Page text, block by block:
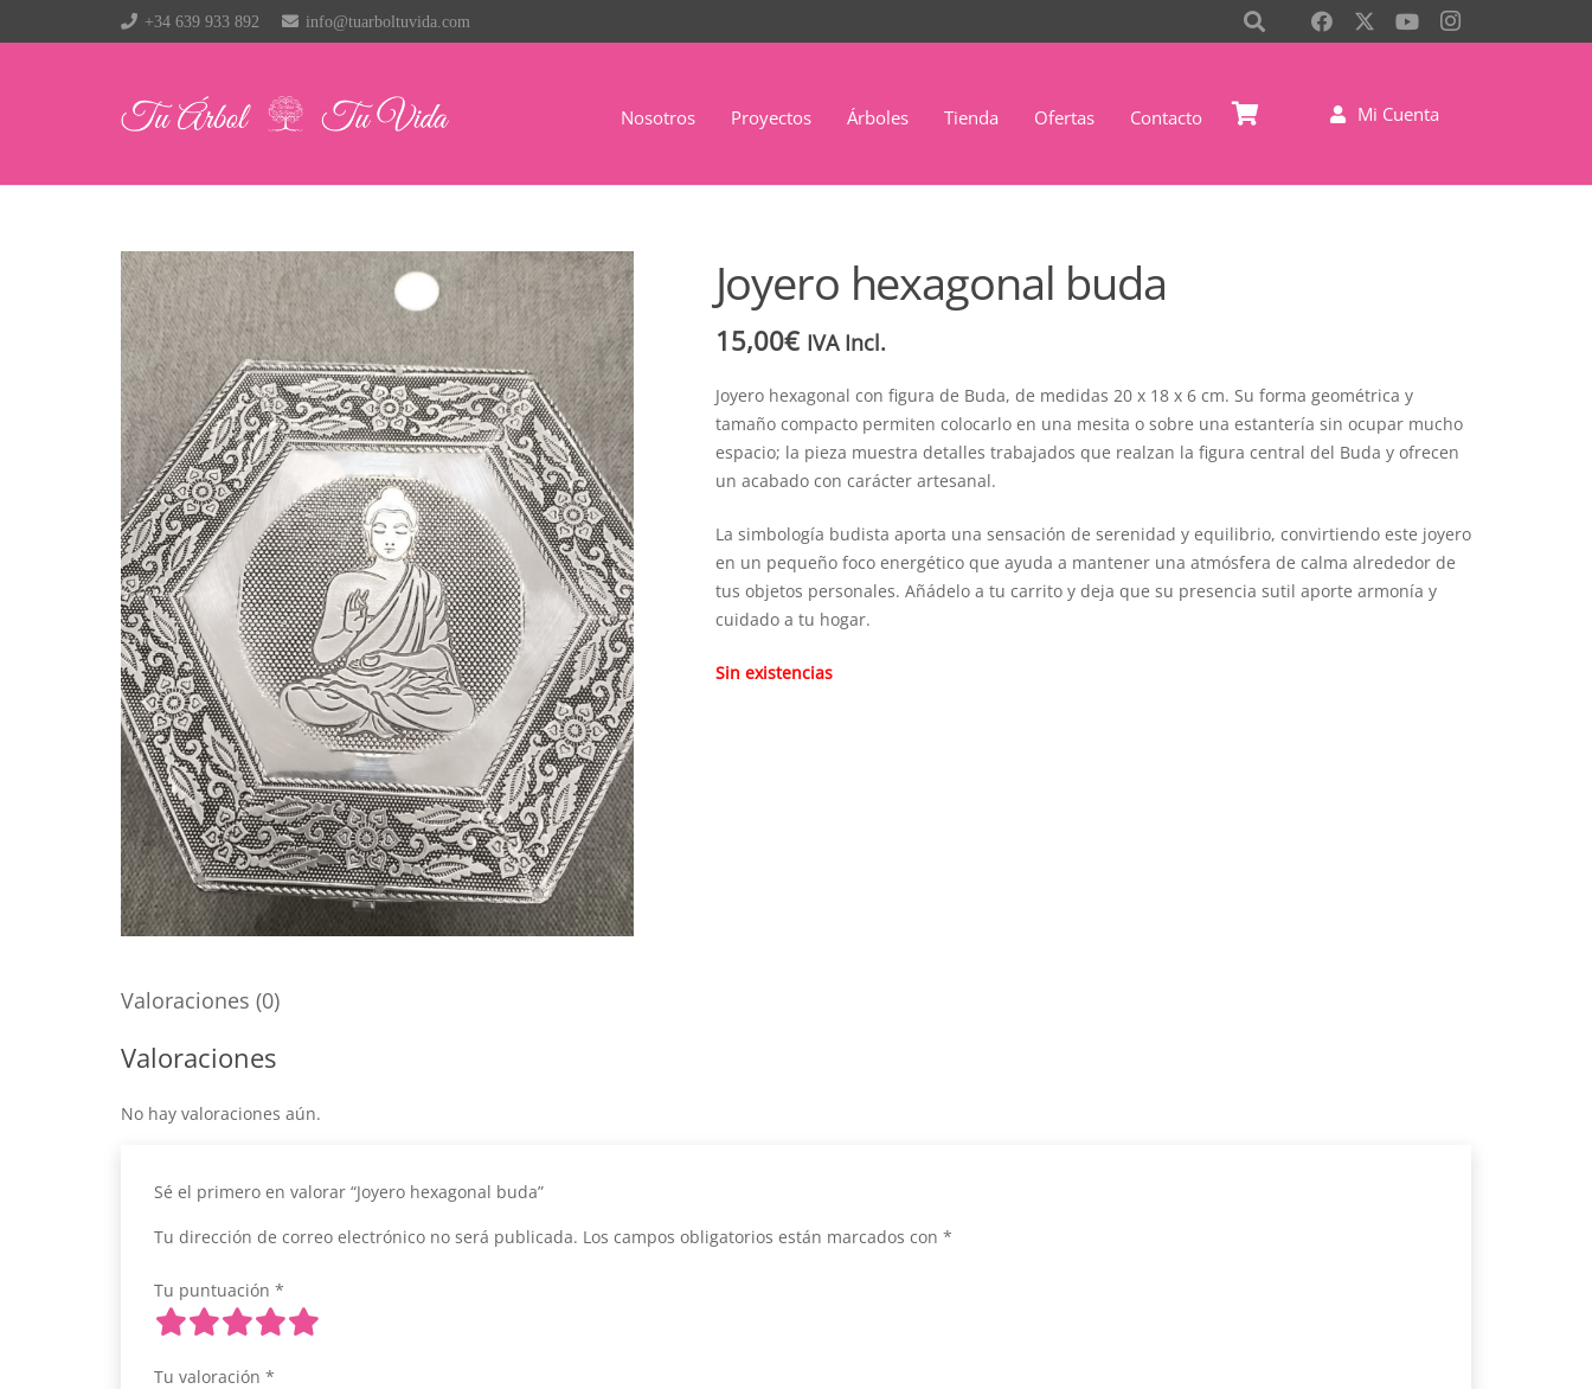
+34 639 933 892 info@tuarboltuvida.com
Nosotros Proyectos Árboles Tienda Ofertas Contacto Mi Cuenta
Joyero hexagonal buda
15,00€ IVA Incl.
Joyero hexagonal con figura de Buda, de medidas 20 x 18 x 6 cm. Su forma geométrica y
tamaño compacto permiten colocarlo en una mesita o sobre una estantería sin ocupar mucho
espacio; la pieza muestra detalles trabajados que realzan la figura central del Buda y ofrecen
un acabado con carácter artesanal.
La simbología budista aporta una sensación de serenidad y equilibrio, convirtiendo este joyero
en un pequeño foco energético que ayuda a mantener una atmósfera de calma alrededor de
tus objetos personales. Añádelo a tu carrito y deja que su presencia sutil aporte armonía y
cuidado a tu hogar.
Sin existencias
Valoraciones (0)
Valoraciones
No hay valoraciones aún.
Sé el primero en valorar “Joyero hexagonal buda”
Tu dirección de correo electrónico no será publicada. Los campos obligatorios están marcados con *
Tu puntuación *
Tu valoración *